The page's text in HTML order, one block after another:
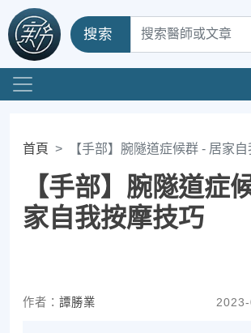
搜索
首頁 【手部】腕隧道症候群 - 居家
【手部】腕隧道症
家自我按摩技巧
作者： 譚勝業